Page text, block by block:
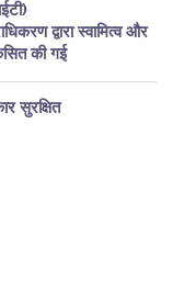
द्वारा स्वामित्व और
की गई
सुरक्षित